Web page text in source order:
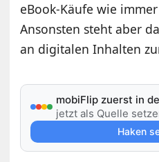
eBook-Käufe wie
Ansonsten steht aber
an digitalen Inhalten
mobiFlip zuerst in
jetzt als Quelle
Haken